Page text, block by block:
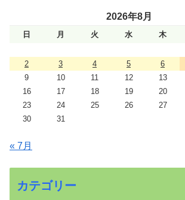
2026年8月
日 月 火 水 木
2
3 4 5 6
9
10 11 12 13
16
17 18 19 20
23
24 25 26 27
30
31
« 7月
カテゴリー